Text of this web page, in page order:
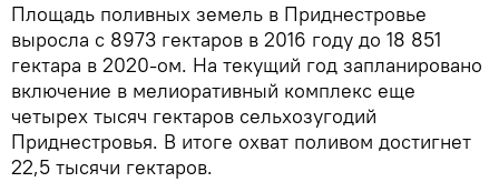
Площадь поливных земель в Приднестровье
выросла с 8973 гектаров в 2016 году до 18 851
гектара в 2020-ом. На текущий год запланировано
включение в мелиоративный комплекс еще
четырех тысяч гектаров сельхозугодий
Приднестровья. В итоге охват поливом достигнет
22,5 тысячи гектаров.